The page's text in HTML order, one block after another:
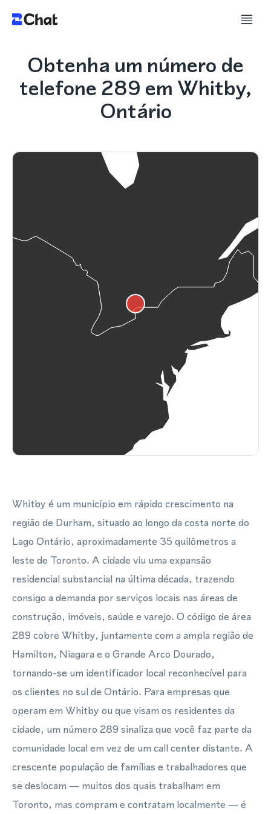
Obtenha um número de
telefone 289 em Whitby,
Ontário
Whitby é um município em rápido crescimento na
região de Durham, situado ao longo da costa norte do
Lago Ontário, aproximadamente 35 quilômetros a
leste de Toronto. A cidade viu uma expansão
residencial substancial na última década, trazendo
consigo a demanda por serviços locais nas áreas de
construção, imóveis, saúde e varejo. O código de área
289 cobre Whitby, juntamente com a ampla região de
Hamilton, Niagara e o Grande Arco Dourado,
tornando-se um identificador local reconhecível para
os clientes no sul de Ontário. Para empresas que
operam em Whitby ou que visam os residentes da
cidade, um número 289 sinaliza que você faz parte da
comunidade local em vez de um call center distante. A
crescente população de famílias e trabalhadores que
se deslocam — muitos dos quais trabalham em
Toronto, mas compram e contratam localmente — é